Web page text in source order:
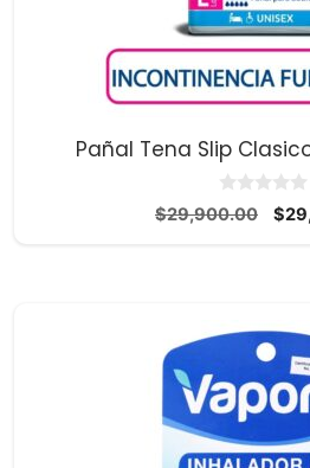
Pañal Tena Slip
0
d
$29,900.00
El
$